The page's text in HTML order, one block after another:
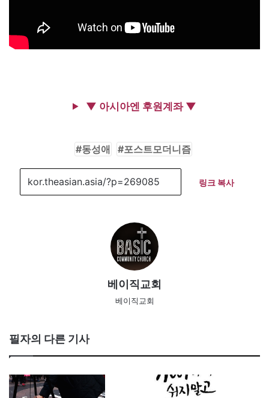
▼ 아시아엔 후원계좌 ▼
동성애 포스트모더니즘
링크 복사
베이직교회
베이직교회
필자의 다른 기사